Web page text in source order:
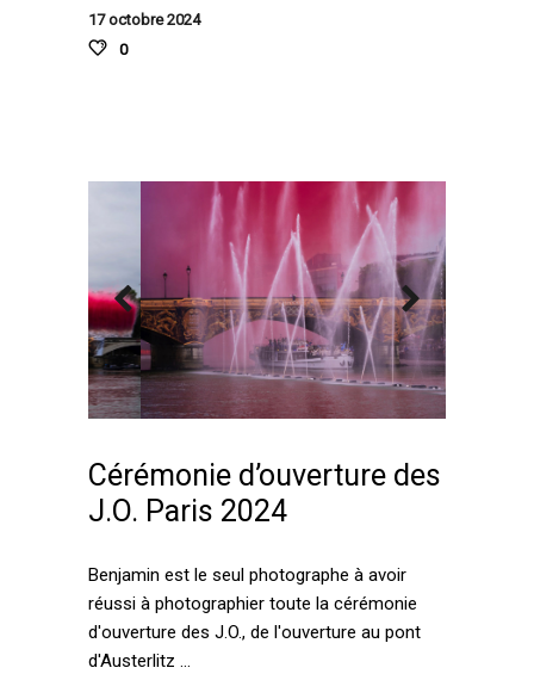
17 octobre 2024
0
Cérémonie d’ouverture des
J.O. Paris 2024
Benjamin est le seul photographe à avoir
réussi à photographier toute la cérémonie
d'ouverture des J.O., de l'ouverture au pont
d'Austerlitz